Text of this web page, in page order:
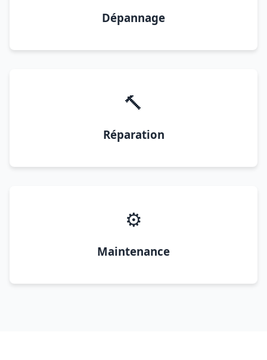
Dépannage
🔨
Réparation
⚙️
Maintenance